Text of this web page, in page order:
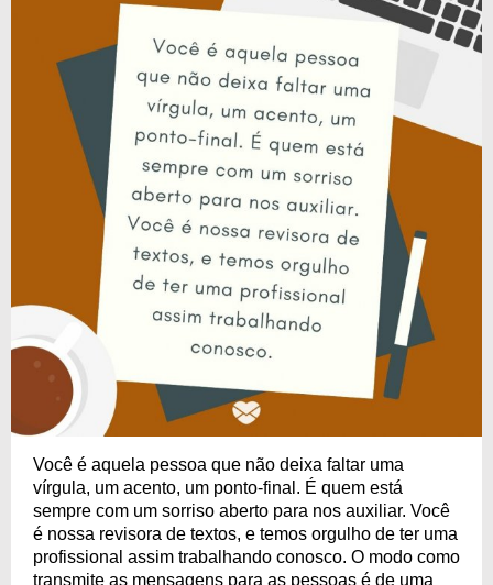
Você é aquela pessoa que não deixa faltar uma
vírgula, um acento, um ponto-final. É quem está
sempre com um sorriso aberto para nos auxiliar. Você
é nossa revisora de textos, e temos orgulho de ter uma
profissional assim trabalhando conosco. O modo como
transmite as mensagens para as pessoas é de uma